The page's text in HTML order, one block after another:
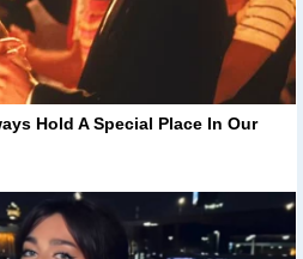
Hold A Special Place In Our